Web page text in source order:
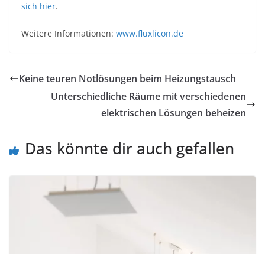
sich hier.
Weitere Informationen: www.fluxlicon.de
Keine teuren Notlösungen beim Heizungstausch
Unterschiedliche Räume mit verschiedenen
elektrischen Lösungen beheizen
Das könnte dir auch gefallen